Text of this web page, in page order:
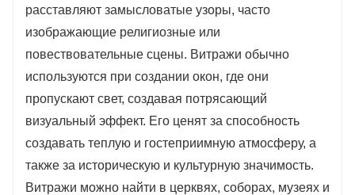
узоры или текстуры, которые закрывают вид
снаружи, что делает его подходящим для
таких применений, как окна, двери,
перегородки и экраны.
расставляют замысловатые узоры, часто
изображающие религиозные или
повествовательные сцены. Витражи обычно
используются при создании окон, где они
пропускают свет, создавая потрясающий
визуальный эффект. Его ценят за способность
создавать теплую и гостеприимную атмосферу, а
также за историческую и культурную значимость.
Витражи можно найти в церквях, соборах, музеях и